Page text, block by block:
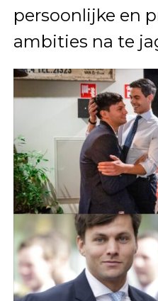
persoonlijke en
ambities na te